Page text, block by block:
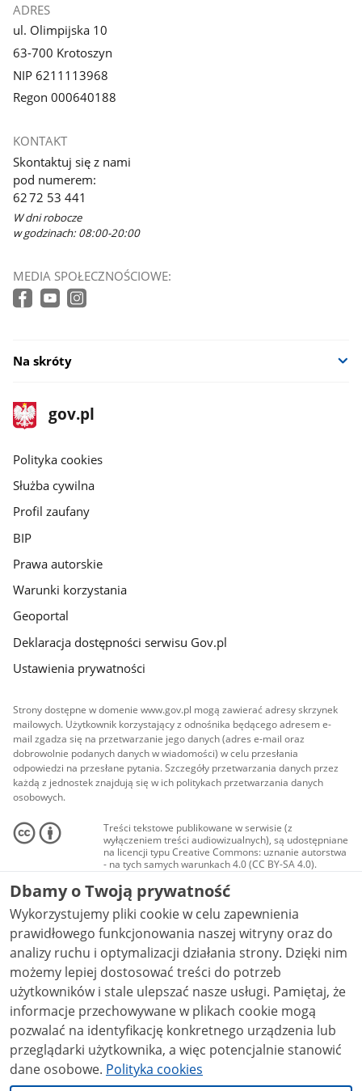
ADRES
ul. Olimpijska 10
63-700 Krotoszyn
NIP 6211113968
Regon 000640188
KONTAKT
Skontaktuj się z nami
pod numerem:
62 72 53 441
W dni robocze
w godzinach: 08:00-20:00
MEDIA SPOŁECZNOŚCIOWE:
Na skróty
stopka
gov.pl
Strona
gov.pl
gov.pl
Polityka cookies
Służba cywilna
Profil zaufany
BIP
Prawa autorskie
Warunki korzystania
Geoportal
Deklaracja dostępności serwisu Gov.pl
Ustawienia prywatności
Strony dostępne w domenie www.gov.pl mogą zawierać adresy skrzynek
mailowych. Użytkownik korzystający z odnośnika będącego adresem e-
mail zgadza się na przetwarzanie jego danych (adres e-mail oraz
dobrowolnie podanych danych w wiadomości) w celu przesłania
odpowiedzi na przesłane pytania. Szczegóły przetwarzania danych przez
każdą z jednostek znajdują się w ich politykach przetwarzania danych
osobowych.
Treści tekstowe publikowane w serwisie (z
wyłączeniem treści audiowizualnych), są udostępniane
na licencji typu Creative Commons: uznanie autorstwa
- na tych samych warunkach 4.0 (CC BY-SA 4.0).
Materiały audiowizualne, w tym zdjęcia, materiały
audio i wideo, są udostępniane na licencji typu
Creative Commons: uznanie autorstwa użycie
niekomercyjne - bez utworów zależnych 4.0 (CC BY-
NC-ND 4.0), o ile nie jest to stwierdzone inaczej.
Dbamy o Twoją prywatność
Wykorzystujemy pliki cookie w celu zapewnienia
prawidłowego funkcjonowania naszej witryny oraz do
analizy ruchu i optymalizacji działania strony. Dzięki nim
możemy lepiej dostosować treści do potrzeb
użytkowników i stale ulepszać nasze usługi. Pamiętaj, że
informacje przechowywane w plikach cookie mogą
pozwalać na identyfikację konkretnego urządzenia lub
przeglądarki użytkownika, a więc potencjalnie stanowić
dane osobowe. Polityka cookies